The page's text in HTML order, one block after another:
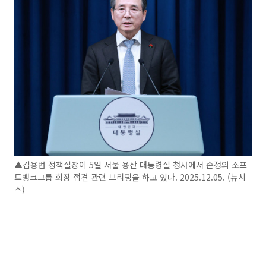
▲김용범 정책실장이 5일 서울 용산 대통령실 청사에서 손정의 소프
트뱅크그룹 회장 접견 관련 브리핑을 하고 있다. 2025.12.05. (뉴시
스)